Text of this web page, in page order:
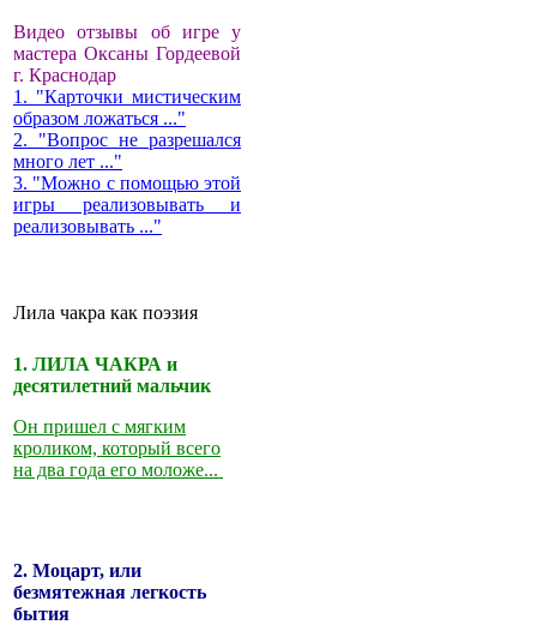
Видео отзывы об игре у
мастера Оксаны Гордеевой
г. Краснодар
1. "Карточки мистическим
образом ложаться ..."
2. "Вопрос не разрешался
много лет ..."
3. "Можно с помощью этой
игры реализовывать и
реализовывать ..."
Лила чакра как поэзия
1. ЛИЛА ЧАКРА и
десятилетний мальчик
Он пришел с мягким
кроликом, который всего
на два года его моложе...
2. Моцарт, или
безмятежная легкость
бытия